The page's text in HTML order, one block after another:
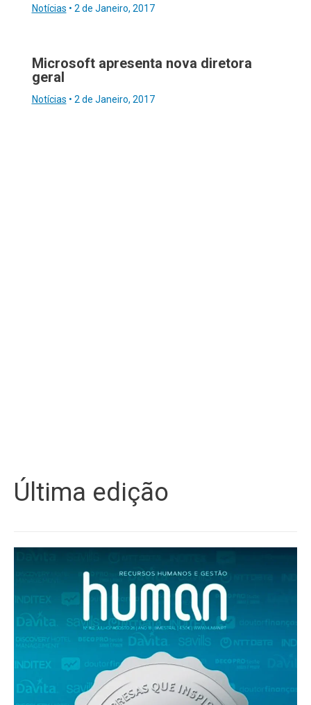
Notícias • 2 de Janeiro, 2017
Microsoft apresenta nova diretora
geral
Notícias • 2 de Janeiro, 2017
Última edição